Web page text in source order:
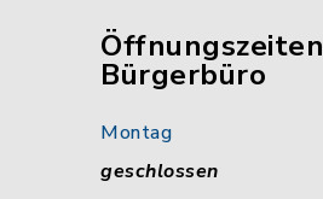
Öffnungszeiten
Bürgerbüro
Montag
geschlossen